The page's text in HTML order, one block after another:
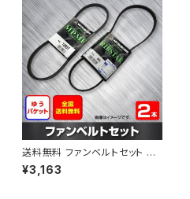
送料無料 ファンベルトセット ト
ヨタ プロボックス 型式NCP58
G H14.06～H15.06 （国内トッ
¥3,163